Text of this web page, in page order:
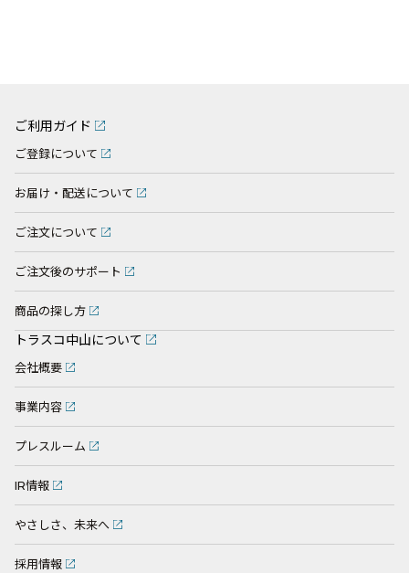
ご利用ガイド
ご登録について
お届け・配送について
ご注文について
ご注文後のサポート
商品の探し方
トラスコ中山について
会社概要
事業内容
プレスルーム
IR情報
やさしさ、未来へ
採用情報